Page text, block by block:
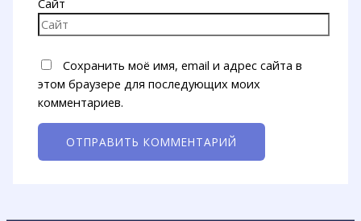
Сайт
Сохранить моё имя, email и адрес сайта в
этом браузере для последующих моих
комментариев.